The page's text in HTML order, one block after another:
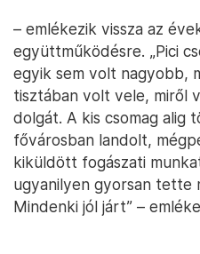
– emlékezik vissza az
együttműködésre. „Pici
egyik sem volt nagyobb,
tisztában volt vele, miről
dolgát. A kis csomag alig
fővárosban landolt,
kiküldött fogászati
ugyanilyen gyorsan tette
Mindenki jól járt” –